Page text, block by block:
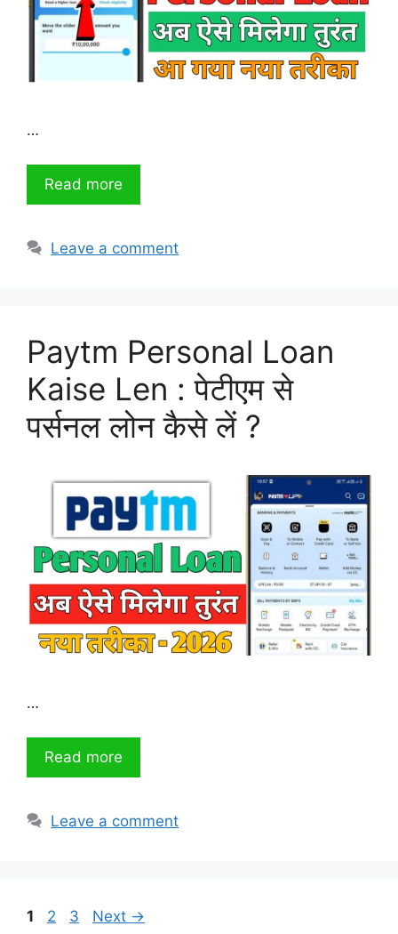
…
Read more
Leave a comment
Paytm Personal Loan
Kaise Len : पेटीएम से
पर्सनल लोन कैसे लें ?
…
Read more
Leave a comment
Page
1 Page
2 Page
3 Next →